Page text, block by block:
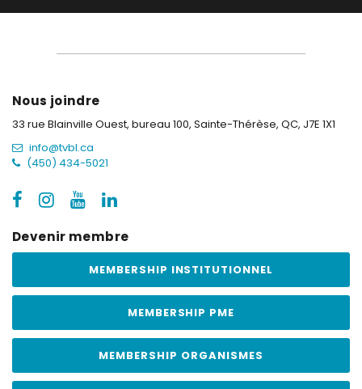
Nous joindre
33 rue Blainville Ouest, bureau 100, Sainte-Thérèse, QC, J7E 1X1
info@tvbl.ca
(450) 434-5021
Devenir membre
MEMBERSHIP INSTITUTIONNEL
MEMBERSHIP PME
MEMBERSHIP ORGANISMES